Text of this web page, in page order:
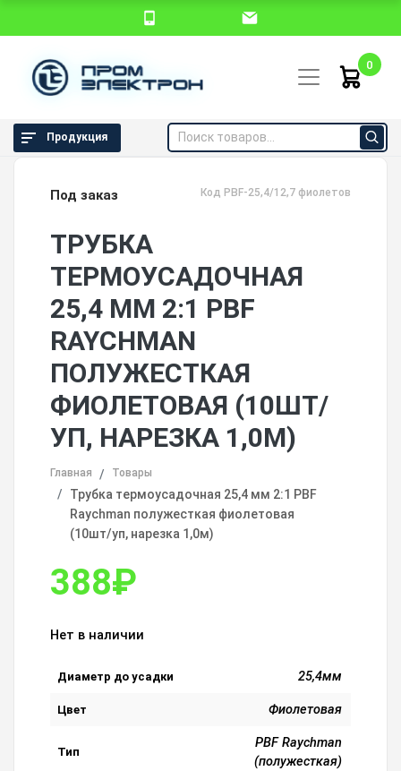
0
Продукция
Под заказ Код PBF-25,4/12,7 фиолетовая
ТРУБКА
ТЕРМОУСАДОЧНАЯ
25,4 ММ 2:1 PBF
RAYCHMAN
ПОЛУЖЕСТКАЯ
ФИОЛЕТОВАЯ (10ШТ/
УП, НАРЕЗКА 1,0М)
Главная Товары
Трубка термоусадочная 25,4 мм 2:1 PBF
Raychman полужесткая фиолетовая
(10шт/уп, нарезка 1,0м)
388₽
Нет в наличии
Диаметр до усадки 25,4мм
Цвет Фиолетовая
Тип
PBF Raychman
(полужесткая)